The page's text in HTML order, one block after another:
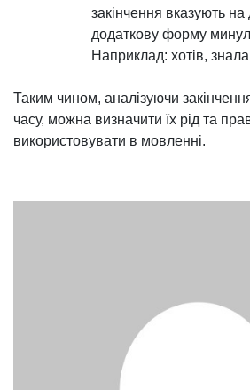
закінчення вказують на
додаткову форму
Наприклад: хотів,
Таким чином, аналізуючи
часу, можна визначити їх рід та
використовувати в мовленні.